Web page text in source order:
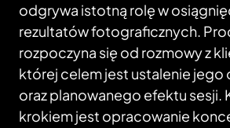
odgrywa istotną rolę w
rezultatów fotograficznych.
rozpoczyna się od rozmowy z
której celem jest ustalenie jego
oraz planowanego efektu sesji.
krokiem jest opracowanie